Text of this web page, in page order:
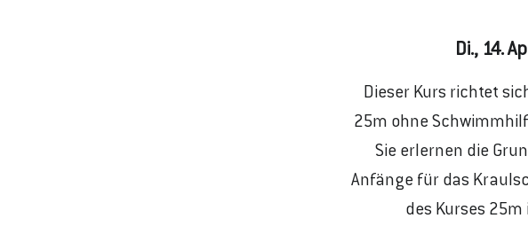
Di., 14.
Dieser Kurs richtet
25m ohne
Sie erlernen die
Anfänge für das
des Kurses